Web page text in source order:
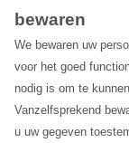
bewaren
We bewaren uw
voor het goed
nodig is om te
Vanzelfsprekend
u uw gegeven